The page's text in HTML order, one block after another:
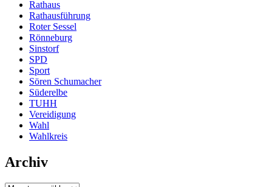
Rathaus
Rathausführung
Roter Sessel
Rönneburg
Sinstorf
SPD
Sport
Sören Schumacher
Süderelbe
TUHH
Vereidigung
Wahl
Wahlkreis
Archiv